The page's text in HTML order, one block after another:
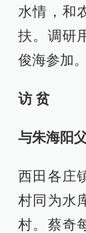
水情，和
扶。调研
俊海参加。
访 贫
与朱海阳
西田各庄
村同为水
村。蔡奇